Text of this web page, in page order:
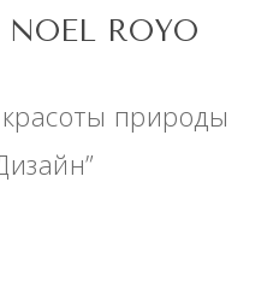
ROYO
природы